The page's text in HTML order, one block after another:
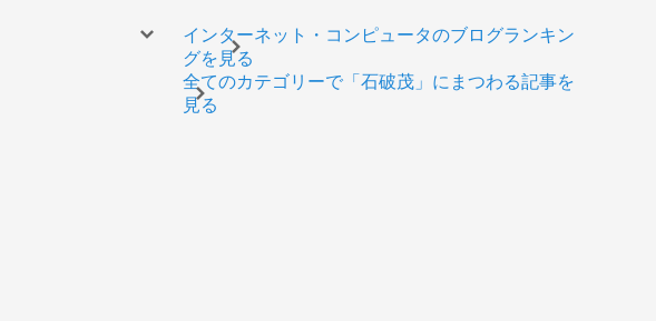
インターネット・コンピュータのブログランキン
グを見る
全てのカテゴリーで「石破茂」にまつわる記事を
見る